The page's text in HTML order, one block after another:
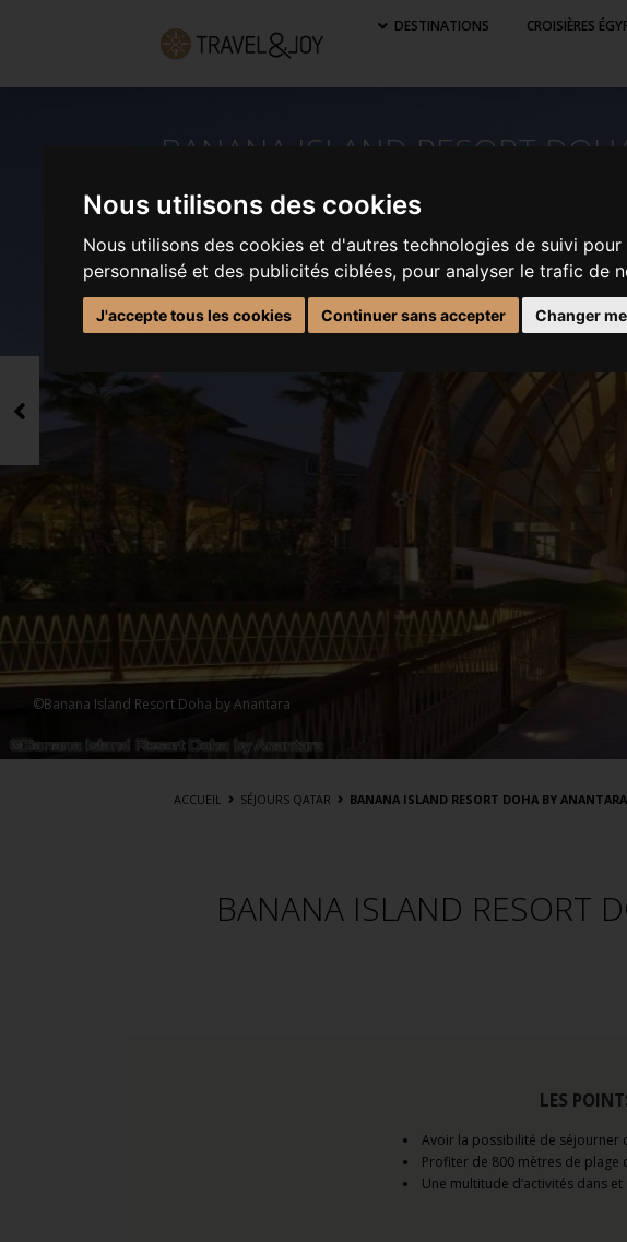
Nous utilisons des cookies
Nous utilisons des cookies et d'autres technologies de suivi
personnalisé et des publicités ciblées, pour analyser le trafic de
J'accepte tous les cookies Continuer sans accepter Changer
DESTINATIONS CROISIÈRES
ISLAND RESORT DOHA BY
by Anantara
Précédent
ACCUEIL SÉJOURS QATAR BANANA ISLAND RESORT DOHA BY
BANANA ISLAND RESORT
LES
Avoir la possibilité de séjourner
Profiter de 800 mètres de plage
Une multitude d’activités dans